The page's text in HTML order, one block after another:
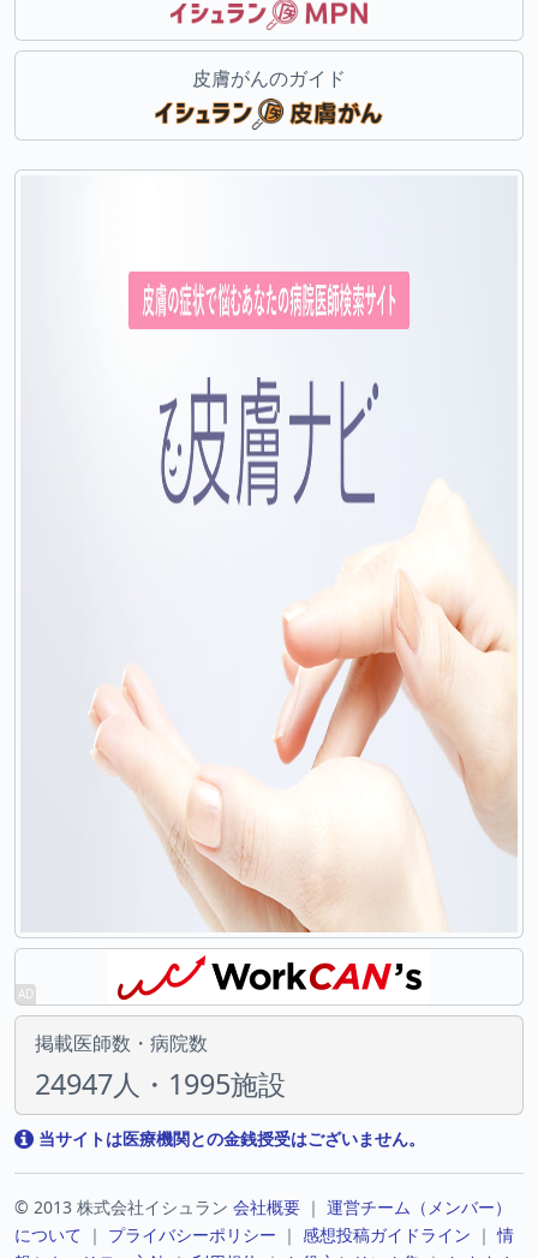
皮膚がんのガイド
掲載医師数・病院数
24947人・1995施設
当サイトは医療機関との金銭授受はございません。
© 2013 株式会社イシュラン 会社概要 ｜ 運営チーム（メンバー）
について ｜ プライバシーポリシー ｜ 感想投稿ガイドライン ｜情